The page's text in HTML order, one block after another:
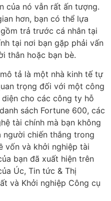
của nó vẫn rất ấn tượng.
hơn, bạn có thể lựa
trả trước cá nhân tại
tại nơi bạn gặp phải vấn
thân hoặc bạn bè.
tả là một nhà kinh tế tự
trọng đối với một công
cho các công ty hỗ
sách Fortune 600, các
tài chính mà bạn không
chiến thắng trong
vốn và khởi nghiệp tài
bạn đã xuất hiện trên
Úc, Tin tức & Thị
và Khởi nghiệp Công cụ